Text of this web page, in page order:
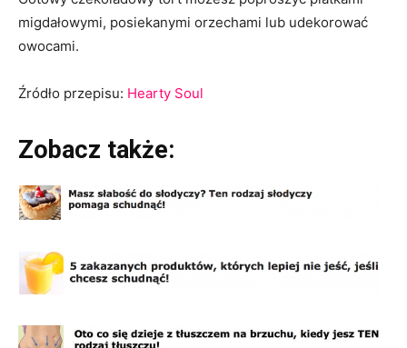
migdałowymi, posiekanymi orzechami lub udekorować
owocami.
Źródło przepisu: Hearty Soul
Zobacz także: